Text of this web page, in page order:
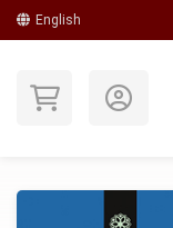
English